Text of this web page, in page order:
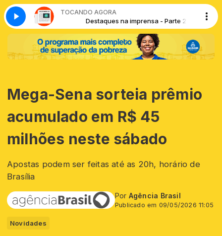
TOCANDO AGORA
- Parte 2 Destaques na imprensa - Parte 2
Mega-Sena sorteia prêmio
acumulado em R$ 45
milhões neste sábado
Apostas podem ser feitas até as 20h, horário de
Brasília
Por Agência Brasil
Publicado em 09/05/2026 11:05
Novidades